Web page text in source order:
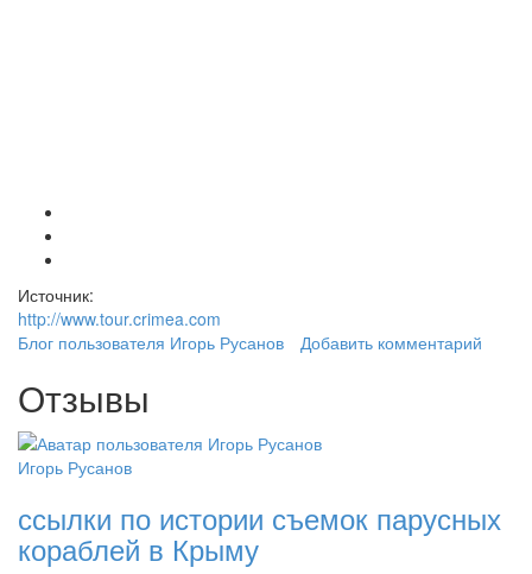
Источник:
http://www.tour.crimea.com
Блог пользователя Игорь Русанов
Добавить комментарий
Отзывы
Игорь Русанов
ссылки по истории съемок парусных
кораблей в Крыму